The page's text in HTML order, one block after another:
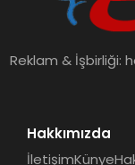
Reklam & İşbirliği:
Hakkımızda
İletişimKünye